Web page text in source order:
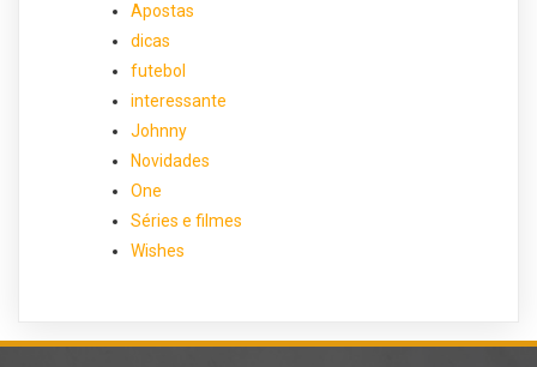
Apostas
dicas
futebol
interessante
Johnny
Novidades
One
Séries e filmes
Wishes